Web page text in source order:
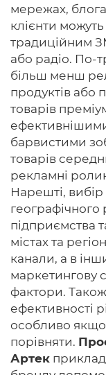
мережах,
клієнти
традиційним
або радіо. По-
більш менш
продуктів або
товарів
барвистими
товарів
рекламні
Нарешті,
підприємства
містах та
канали, а в
маркетингову
фактори.
ефективності
особливо якщо
порівняти.
Артек